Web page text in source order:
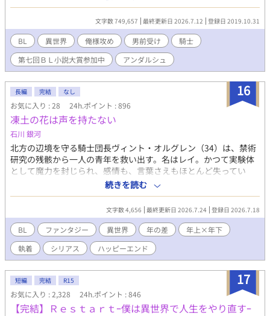
町でつつましやかに暮らしている。 ある日カイルははかつて恋人
だった美貌の貴族アルフレートと再会する。 少年時代孤児のカイ
ルを慈しんでくれたアルフレートを裏切って別れた過去を持つカ
イルは、辺境伯となった彼との再会を喜べず……。一方、氷のよ
うな目をしたアルフもカイルに冷たく告げるのだった。 「お前が
私から盗んだものを返して貰おう」と。 過去の恋人に恋着する美
貌の辺境伯と、彼から逃れたい半魔の青年の攻防。 ※時系列的に
は出会い編→別離編→１巻、2巻となります。
文字数 749,657 最終更新日 2026.7.12 登録日 2019.10.31
BL 異世界 俺様攻め 男前受け
騎士
第七回ＢＬ小説大賞参加中
アンダルシュ
16
長編 完結 なし
お気に入り : 28 24h.ポイント : 896
凍土の花は声を持たない
石川 銀河
北方の辺境を守る騎士団長ヴィント・オルグレン（34）は、禁術
研究の残骸から一人の青年を救い出す。名はレイ。かつて実験体
として魔力を封じられ、感情も、言葉さえもほとんど失ってい
た。 保護という名目で城に引き取られたレイは、誰の目も見ず、
誰にも触れさせず、ただ与えられた部屋の隅で膝を抱えて座って
いる。ヴィントは彼に何かを強要することをしない。ただ、毎日
同じ時間に食事を運び、同じ場所に座り、レイが自分から近づい
てくるのを待ち続ける。 季節が三度巡る頃、レイは少しずつ、言
葉ではなく仕草で心を開き始める。差し出された手を、初めて自
分から取った日。凍りついていた魔力が、微かに疼いた夜。二人
の距離が縮まるほどに、レイを実験体として扱った組織の影が再
び北方に伸びてくる——。 声を失った青年と、言葉より先に手を
差し出す男の、静かで不器用な愛の物語。
続きを読む
文字数 4,656 最終更新日 2026.7.24 登録日 2026.7.18
BL ファンタジー 異世界 年の差
年上×年下
執着
シリアス ハッピーエンド
17
短編 完結 R15
お気に入り : 2,328 24h.ポイント : 846
【完結】Ｒｅｓｔａｒｔｰ僕は異世界で人生をやり直すｰ